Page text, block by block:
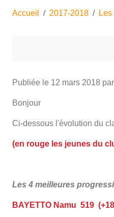
Accueil 2017-2018
Publiée le 12 mars 2018
Bonjour
Ci-dessous l'évolution du
(en rouge les jeunes du
Les 4 meilleures
BAYETTO Namu 519